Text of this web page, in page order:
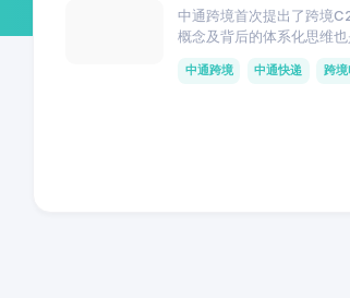
中通跨境首次提出了跨境
概念及背后的体系化思维
中通跨境 中通快递 跨